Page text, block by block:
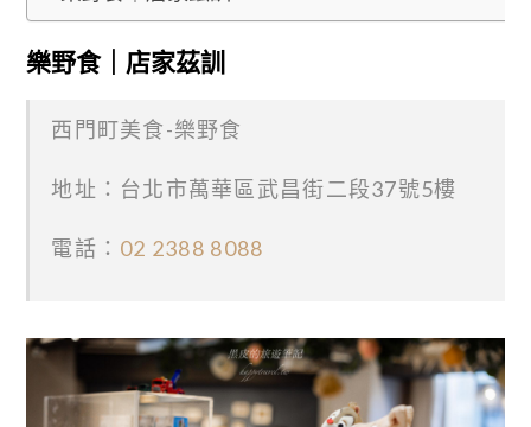
樂野食｜店家茲訓
西門町美食-樂野食
地址：台北市萬華區武昌街二段37號5樓
電話： 02 2388 8088